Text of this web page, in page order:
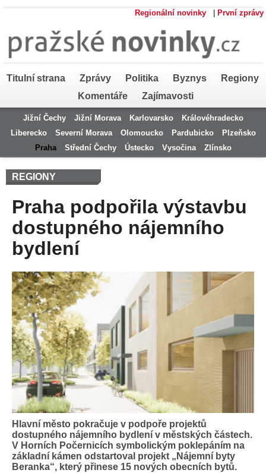
Regionální novinky První zprávy
Titulní strana Zprávy Politika Byznys
Regiony
Komentáře
Zajímavosti
Jižní Čechy Jižní Morava Karlovarsko
Královéhradecko
Liberecko
Severní Morava Olomoucko Pardubicko
Plzeňsko
Praha
Střední Čechy Ústecko Vysočina Zlínsko
REGIONY
Praha podpořila výstavbu
dostupného nájemního
bydlení
Hlavní město pokračuje v podpoře projektů
dostupného nájemního bydlení v městských částech.
V Horních Počernicích symbolickým poklepáním na
základní kámen odstartoval projekt „Nájemní byty
Beranka“, který přinese 15 nových obecních bytů.